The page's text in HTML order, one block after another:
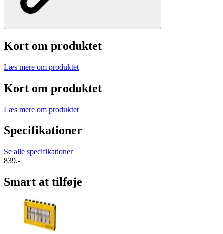
Kort om produktet
Læs mere om produktet
Kort om produktet
Læs mere om produktet
Specifikationer
Se alle specifikationer
839.-
Smart at tilføje